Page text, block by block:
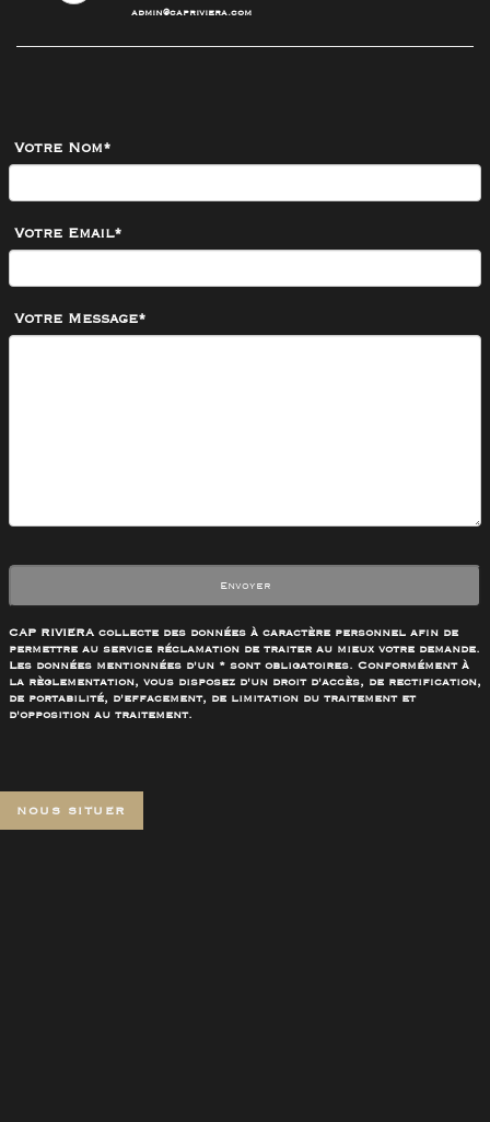
admin@capriviera.com
Votre Nom*
Votre Email*
Votre Message*
CAP RIVIERA collecte des données à caractère personnel afin de
permettre au service réclamation de traiter au mieux votre demande.
Les données mentionnées d'un * sont obligatoires. Conformément à
la règlementation, vous disposez d'un droit d'accès, de rectification,
de portabilité, d'effacement, de limitation du traitement et
d'opposition au traitement.
NOUS SITUER